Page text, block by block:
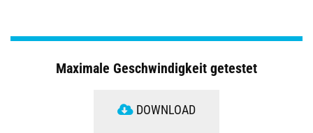
Maximale Geschwindigkeit getestet
DOWNLOAD